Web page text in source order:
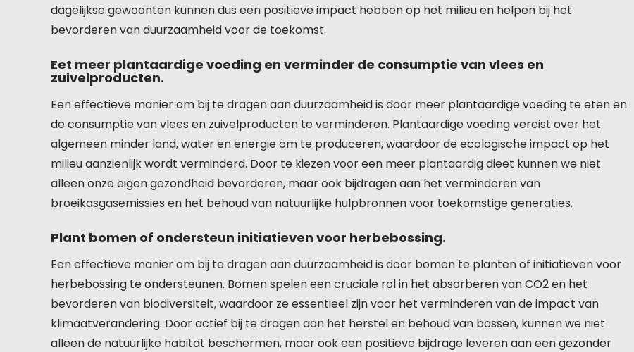
dagelijkse gewoonten kunnen dus een positieve impact hebben op het milieu en helpen bij het
bevorderen van duurzaamheid voor de toekomst.
Eet meer plantaardige voeding en verminder de consumptie van vlees en
zuivelproducten.
Een effectieve manier om bij te dragen aan duurzaamheid is door meer plantaardige voeding te eten en
de consumptie van vlees en zuivelproducten te verminderen. Plantaardige voeding vereist over het
algemeen minder land, water en energie om te produceren, waardoor de ecologische impact op het
milieu aanzienlijk wordt verminderd. Door te kiezen voor een meer plantaardig dieet kunnen we niet
alleen onze eigen gezondheid bevorderen, maar ook bijdragen aan het verminderen van
broeikasgasemissies en het behoud van natuurlijke hulpbronnen voor toekomstige generaties.
Plant bomen of ondersteun initiatieven voor herbebossing.
Een effectieve manier om bij te dragen aan duurzaamheid is door bomen te planten of initiatieven voor
herbebossing te ondersteunen. Bomen spelen een cruciale rol in het absorberen van CO2 en het
bevorderen van biodiversiteit, waardoor ze essentieel zijn voor het verminderen van de impact van
klimaatverandering. Door actief bij te dragen aan het herstel en behoud van bossen, kunnen we niet
alleen de natuurlijke habitat beschermen, maar ook een positieve bijdrage leveren aan een gezonder